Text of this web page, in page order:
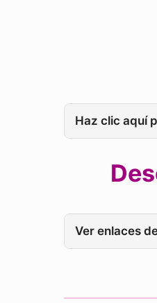
Haz clic aquí
Ver enlaces